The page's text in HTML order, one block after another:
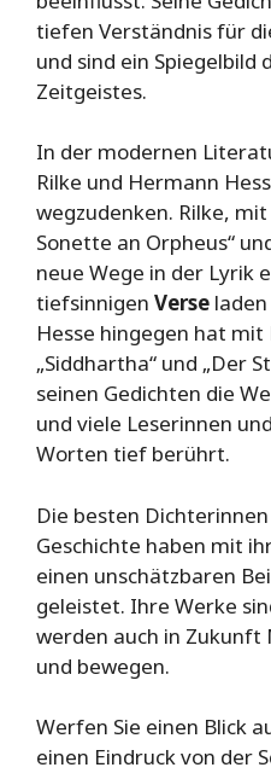
tiefen Verständnis für
und sind ein Spiegelbild
Zeitgeistes.
In der modernen
Rilke und Hermann
wegzudenken. Rilke,
Sonette an Orpheus“
neue Wege in der Lyrik
tiefsinnigen Verse
Hesse hingegen hat mit
„Siddhartha“ und „Der
seinen Gedichten die
und viele Leserinnen
Worten tief berührt.
Die besten
Geschichte haben mit
einen unschätzbaren
geleistet. Ihre Werke
werden auch in Zukunft
und bewegen.
Werfen Sie einen Blick
einen Eindruck von der